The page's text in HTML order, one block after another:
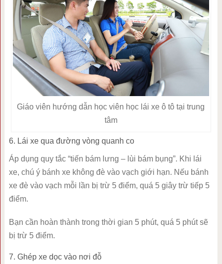
Giáo viên hướng dẫn học viên học lái xe ô tô tại trung
tâm
6. Lái xe qua đường vòng quanh co
Áp dụng quy tắc “tiến bám lưng – lùi bám bụng”. Khi lái
xe, chú ý bánh xe không đè vào vạch giới hạn. Nếu bánh
xe đè vào vạch mỗi lần bị trừ 5 điểm, quá 5 giây trừ tiếp 5
điểm.
Bạn cần hoàn thành trong thời gian 5 phút, quá 5 phút sẽ
bị trừ 5 điểm.
7. Ghép xe dọc vào nơi đỗ